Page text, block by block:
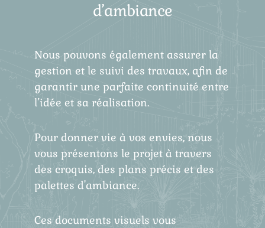
d’ambiance
Nous pouvons également assurer la
gestion et le suivi des travaux, afin de
garantir une parfaite continuité entre
l’idée et sa réalisation.
Pour donner vie à vos envies, nous
vous présentons le projet à travers
des croquis, des plans précis et des
palettes d'ambiance.
Ces documents visuels vous